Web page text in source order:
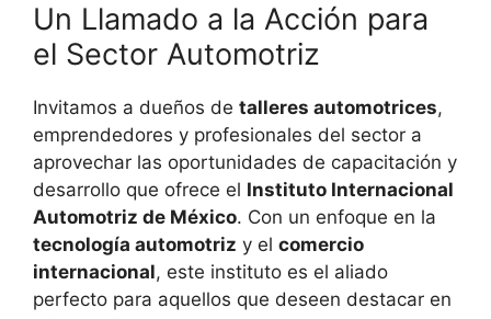
Un Llamado a la Acción para
el Sector Automotriz
Invitamos a dueños de talleres automotrices,
emprendedores y profesionales del sector a
aprovechar las oportunidades de capacitación y
desarrollo que ofrece el Instituto Internacional
Automotriz de México. Con un enfoque en la
tecnología automotriz y el comercio
internacional, este instituto es el aliado
perfecto para aquellos que deseen destacar en